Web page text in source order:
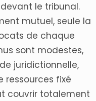
le tribunal.
mutuel, seule la
de chaque
sont modestes,
juridictionnelle,
ressources fixé
couvrir totalement